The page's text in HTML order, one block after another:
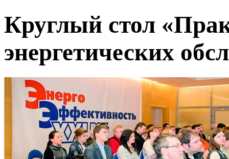
Круглый стол
энергетических